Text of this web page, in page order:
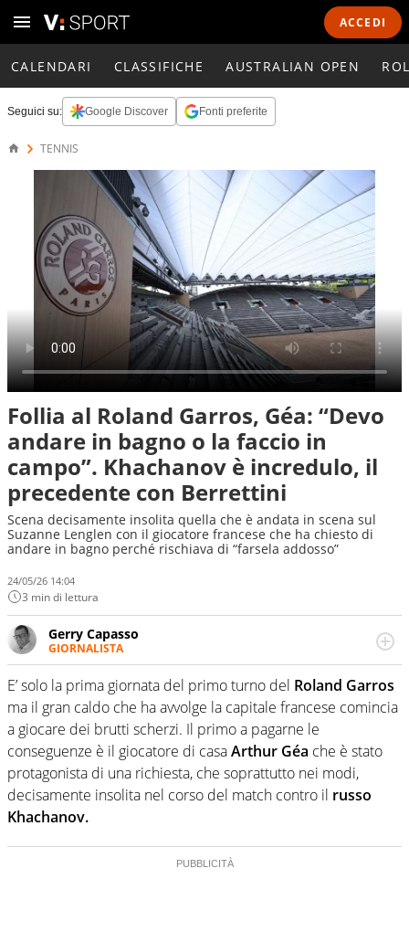
ACCEDI
CALENDARI CLASSIFICHE AUSTRALIAN OPEN
Seguici su: Google Discover Fonti preferite
TENNIS
Follia al Roland Garros, Géa: “Devo
andare in bagno o la faccio in
campo”. Khachanov è incredulo, il
precedente con Berrettini
Scena decisamente insolita quella che è andata in scena sul
Suzanne Lenglen con il giocatore francese che ha chiesto di
andare in bagno perché rischiava di “farsela addosso”
24/05/26 14:04
3 min di lettura
Gerry Capasso
GIORNALISTA
Per lui gli sport americani non hanno segreti: basket,
football, baseball e la capacità innata di trovare la notizia
dove altri non vedono granché
E’ solo la prima giornata del primo turno del Roland Garros
ma il gran caldo che ha avvolge la capitale francese comincia
a giocare dei brutti scherzi. Il primo a pagarne le
conseguenze è il giocatore di casaArthur Géa che è stato
protagonista di una richiesta, che soprattutto nei modi,
decisamente insolita nel corso del match contro il russo
Khachanov.